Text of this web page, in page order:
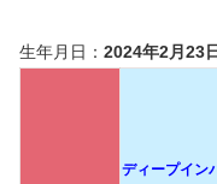
生年月日： 2024年2月23日
ディープイン